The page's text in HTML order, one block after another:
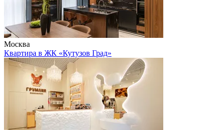
Москва
Квартира в ЖК «Кутузов Град»